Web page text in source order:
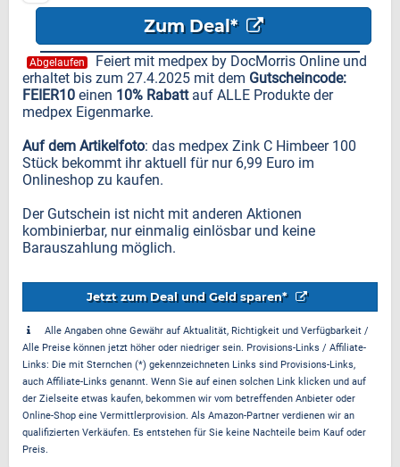
Zum Deal*
Abgelaufen
Feiert mit medpex by DocMorris Online und
erhaltet bis zum 27.4.2025 mit dem Gutscheincode:
FEIER10 einen 10% Rabattauf ALLE Produkte der
medpex Eigenmarke.
Auf dem Artikelfoto: das medpex Zink C Himbeer 100
Stück bekommt ihr aktuell für nur 6,99 Euro im
Onlineshop zu kaufen.
Der Gutschein ist nicht mit anderen Aktionen
kombinierbar, nur einmalig einlösbar und keine
Barauszahlung möglich.
Jetzt zum Deal und Geld sparen*
Alle Angaben ohne Gewähr auf Aktualität, Richtigkeit und Verfügbarkeit /
Alle Preise können jetzt höher oder niedriger sein. Provisions-Links / Affiliate-
Links: Die mit Sternchen (*) gekennzeichneten Links sind Provisions-Links,
auch Affiliate-Links genannt. Wenn Sie auf einen solchen Link klicken und auf
der Zielseite etwas kaufen, bekommen wir vom betreffenden Anbieter oder
Online-Shop eine Vermittlerprovision. Als Amazon-Partner verdienen wir an
qualifizierten Verkäufen. Es entstehen für Sie keine Nachteile beim Kauf oder
Preis.